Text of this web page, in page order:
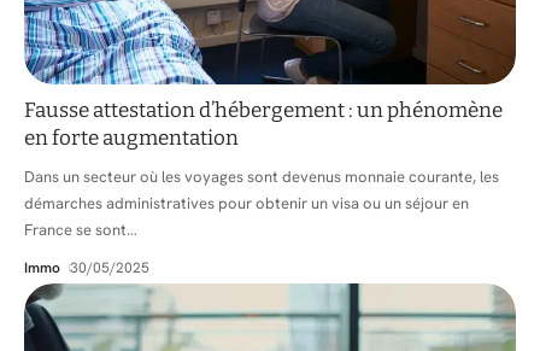
Fausse attestation d’hébergement : un phénomène
en forte augmentation
Dans un secteur où les voyages sont devenus monnaie courante, les
démarches administratives pour obtenir un visa ou un séjour en
France se sont…
Immo 30/05/2025